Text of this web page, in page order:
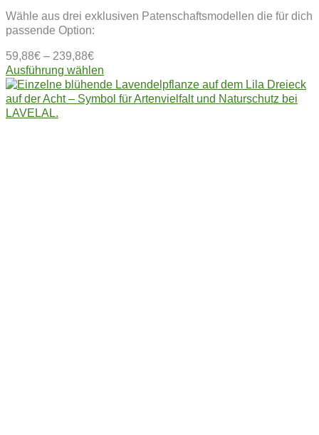
Wähle aus drei exklusiven Patenschaftsmodellen die für dich
passende Option:
59,88€ – 239,88€
Ausführung wählen
Produkt
weist